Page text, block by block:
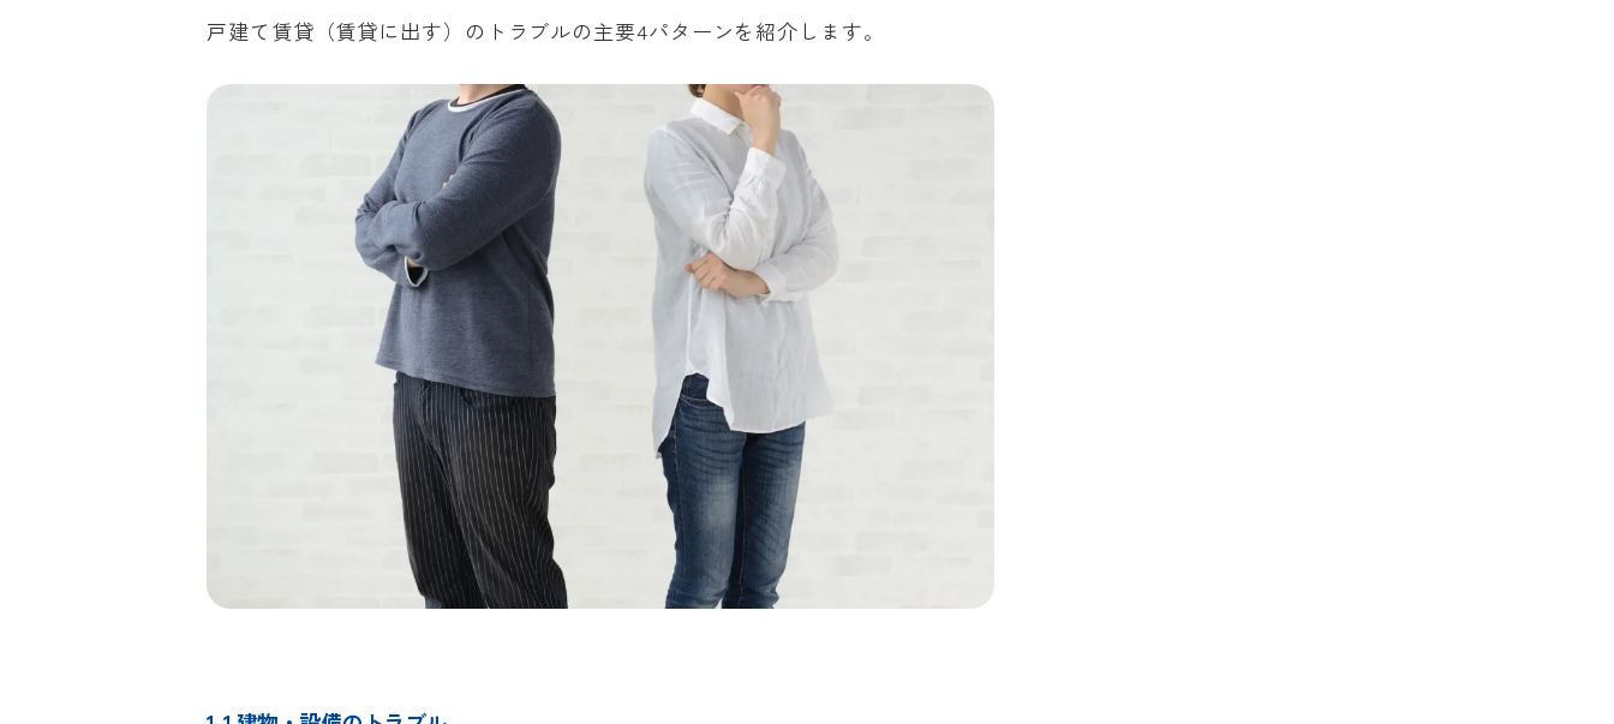
借主から家賃の減額交渉があった場合、応じるべき
戸建て賃貸（賃貸に出す）のトラブルの主要4パターンを紹介します。